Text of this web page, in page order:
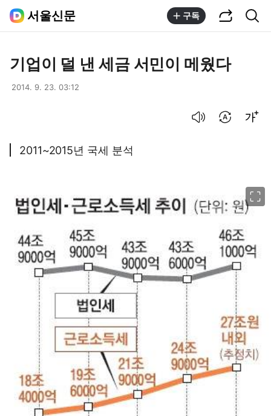
서울신문 구독
기업이 덜 낸 세금 서민이 메웠다
2014. 9. 23. 03:12
2011~2015년 국세 분석